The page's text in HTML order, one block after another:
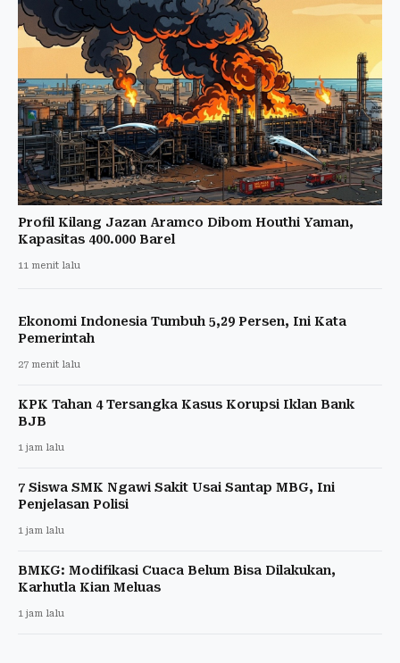
Profil Kilang Jazan Aramco Dibom Houthi Yaman,
Kapasitas 400.000 Barel
11 menit lalu
Ekonomi Indonesia Tumbuh 5,29 Persen, Ini Kata
Pemerintah
27 menit lalu
KPK Tahan 4 Tersangka Kasus Korupsi Iklan Bank
BJB
1 jam lalu
7 Siswa SMK Ngawi Sakit Usai Santap MBG, Ini
Penjelasan Polisi
1 jam lalu
BMKG: Modifikasi Cuaca Belum Bisa Dilakukan,
Karhutla Kian Meluas
1 jam lalu